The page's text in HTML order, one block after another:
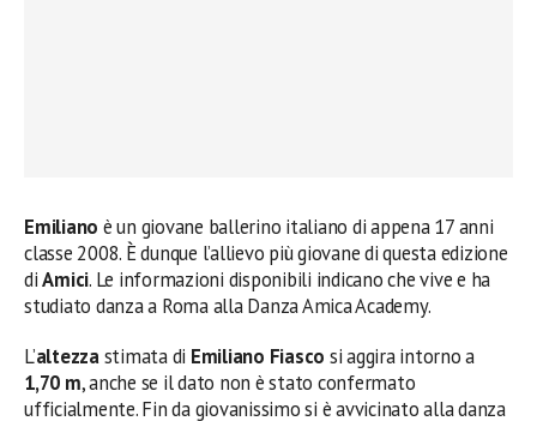
Emiliano è un giovane ballerino italiano di appena 17 anni
classe 2008. È dunque l’allievo più giovane di questa edizione
diAmici. Le informazioni disponibili indicano che vive e ha
studiato danza a Roma alla Danza Amica Academy.
L’altezzastimata di Emiliano Fiasco si aggira intorno a
1,70 m, anche se il dato non è stato confermato
ufficialmente. Fin da giovanissimo si è avvicinato alla danza